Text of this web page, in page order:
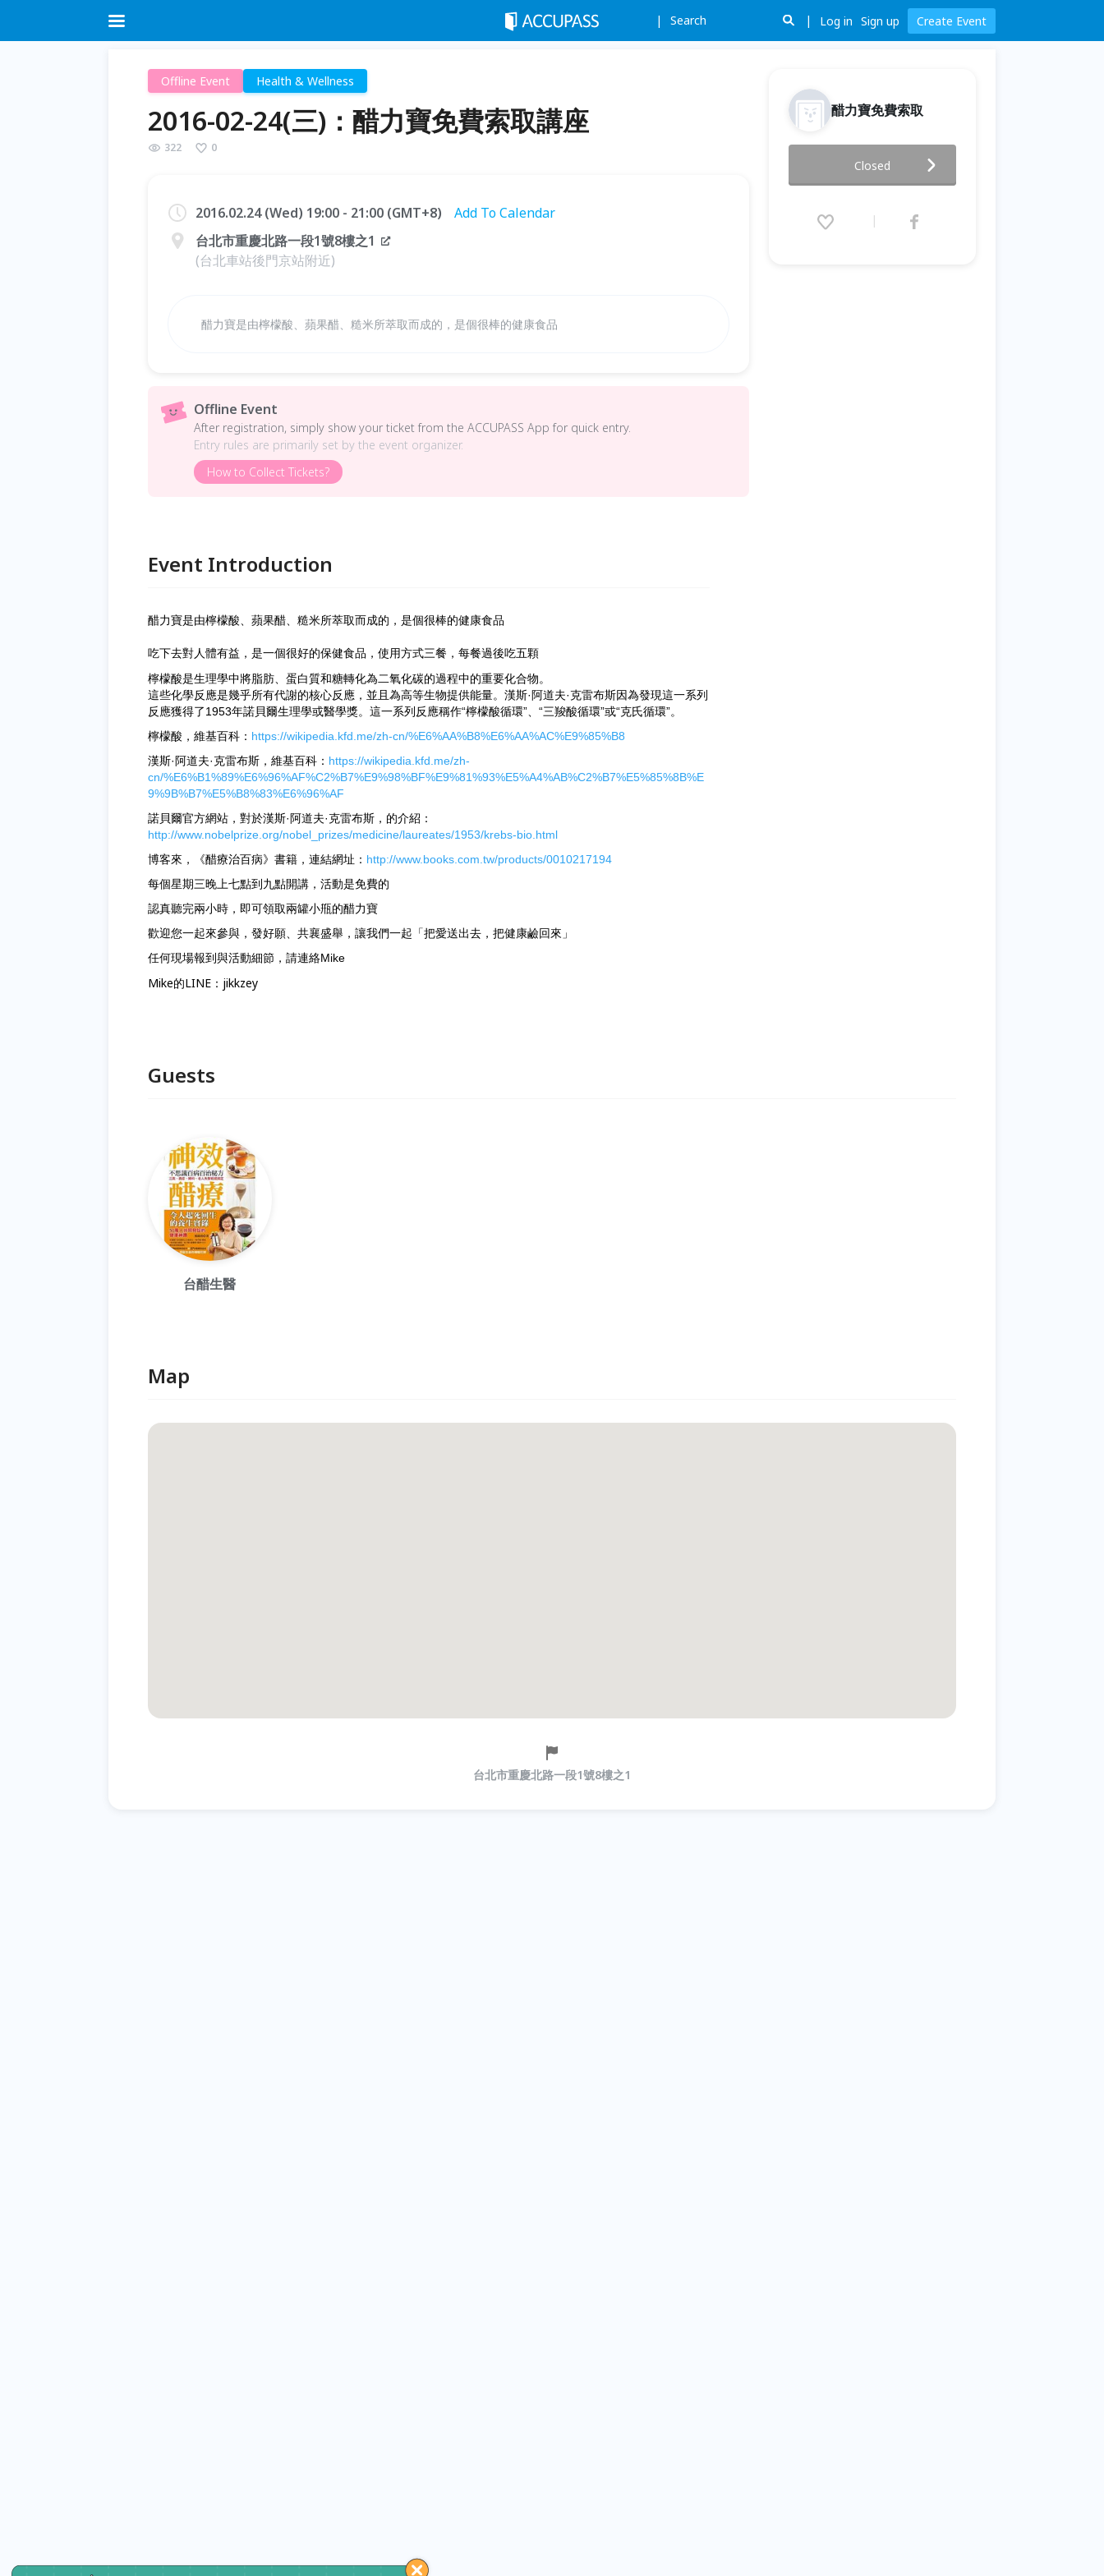
Search Log in Sign up Create Event
Offline Event Health & Wellness
2016-02-24(三)：醋力寶免費索取講座
322 0
2016.02.24 (Wed) 19:00 - 21:00 (GMT+8)
Add To Calendar
台北市重慶北路一段1號8樓之1
(台北車站後門京站附近)
醋力寶是由檸檬酸、蘋果醋、糙米所萃取而成的，是個很棒的健康食品
Offline Event
After registration, simply show your ticket from the ACCUPASS App for quick entry.
Entry rules are primarily set by the event organizer.
How to Collect Tickets?
Event Introduction
醋力寶是由檸檬酸、蘋果醋、糙米所萃取而成的，是個很棒的健康食品
吃下去對人體有益，是一個很好的保健食品，使用方式三餐，每餐過後吃五顆
檸檬酸是生理學中將脂肪、蛋白質和糖轉化為二氧化碳的過程中的重要化合物。
這些化學反應是幾乎所有代謝的核心反應，並且為高等生物提供能量。漢斯·阿道夫·克雷布斯因為發現這一系列
反應獲得了1953年諾貝爾生理學或醫學獎。這一系列反應稱作“檸檬酸循環”、“三羧酸循環”或“克氏循環”。
檸檬酸，維基百科： https://wikipedia.kfd.me/zh-cn/%E6%AA%B8%E6%AA%AC%E9%85%B8
漢斯·阿道夫·克雷布斯，維基百科： https://wikipedia.kfd.me/zh-
cn/%E6%B1%89%E6%96%AF%C2%B7%E9%98%BF%E9%81%93%E5%A4%AB%C2%B7%E5%85%8B%E
9%9B%B7%E5%B8%83%E6%96%AF
諾貝爾官方網站，對於漢斯·阿道夫·克雷布斯，的介紹：
http://www.nobelprize.org/nobel_prizes/medicine/laureates/1953/krebs-bio.html
博客來，《醋療治百病》書籍，連結網址： http://www.books.com.tw/products/0010217194
每個星期三晚上七點到九點開講，活動是免費的
認真聽完兩小時，即可領取兩罐小甁的醋力寶
歡迎您一起來參與，發好願、共襄盛舉，讓我們一起「把愛送出去，把健康鹼回來」
任何現場報到與活動細節，請連絡Mike
Mike的LINE：jikkzey
醋力寶免費索取
2016.02.24 (Wed) 19:00 - 21:00
Closed
Guests
台醋生醫
Map
台北市重慶北路一段1號8樓之1